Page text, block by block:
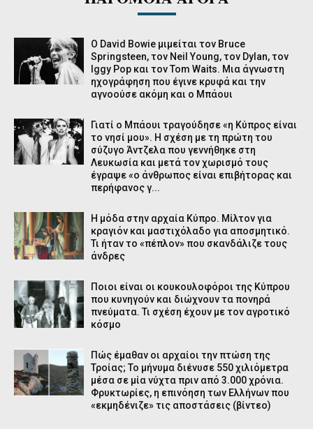
Ο David Bowie μιμείται τον Bruce
Springsteen, τον Νeil Young, τον Dylan, τον
Iggy Pop και τον Tom Waits. Μια άγνωστη
ηχογράφηση που έγινε κρυφά και την
αγνοούσε ακόμη και ο Μπάουι
Γιατί ο Μπάουι τραγούδησε «η Κύπρος είναι
το νησί μου». Η σχέση με τη πρώτη του
σύζυγο Άντζελα που γεννήθηκε στη
Λευκωσία και μετά τον χωρισμό τους
έγραψε «ο άνθρωπος είναι επιβήτορας και
περήφανος γ...
Η μόδα στην αρχαία Κύπρο. Μίλτον για
κραγιόν και μαστιχόλαδο για αποσμητικό.
Τι ήταν το «πέπλον» που σκανδάλιζε τους
άνδρες
Ποιοι είναι οι κουκουλοφόροι της Κύπρου
που κυνηγούν και διώχνουν τα πονηρά
πνεύματα. Τι σχέση έχουν με τον αγροτικό
κόσμο
Πώς έμαθαν οι αρχαίοι την πτώση της
Τροίας; Το μήνυμα διένυσε 550 χιλιόμετρα
μέσα σε μία νύχτα πριν από 3.000 χρόνια.
Φρυκτωρίες, η επινόηση των Ελλήνων που
«εκμηδένιζε» τις αποστάσεις (βίντεο)